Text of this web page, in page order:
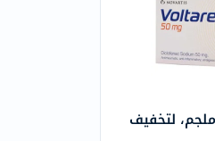
أقراص فولتارين 50 ملجم، لتخفيف